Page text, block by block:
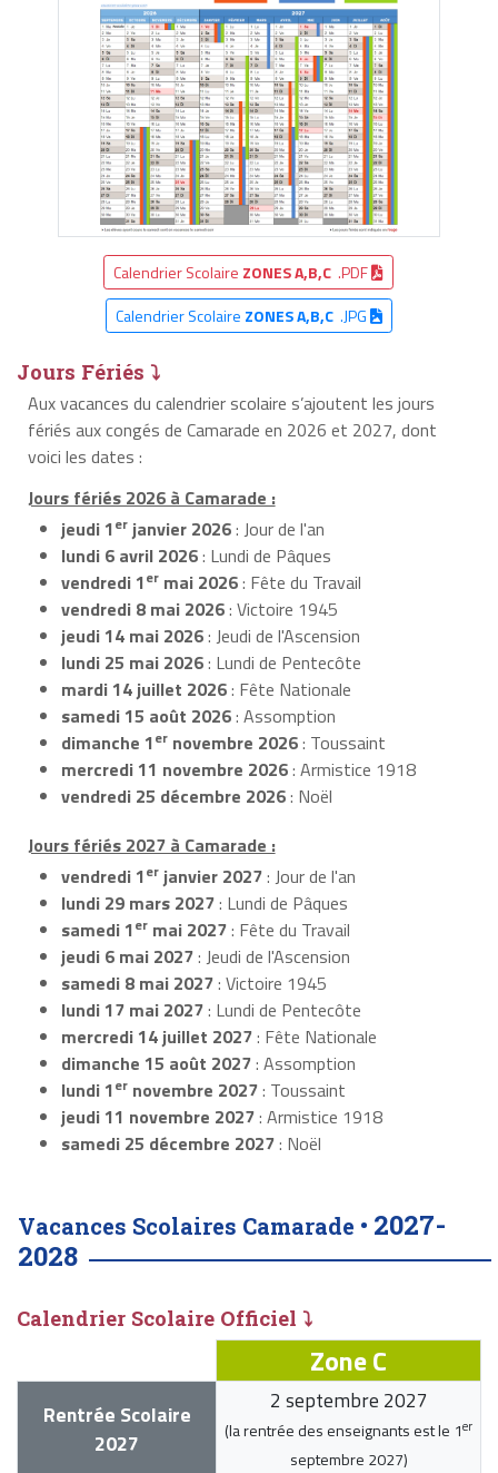
Calendrier Scolaire ZONES A,B,C .PDF
Calendrier Scolaire ZONES A,B,C.JPG
Jours Fériés ⤵
Aux vacances du calendrier scolaire s’ajoutent les jours
fériés aux congés de Camarade en 2026 et 2027, dont
voici les dates :
Jours fériés 2026 à Camarade :
jeudi 1er janvier 2026: Jour de l'an
lundi 6 avril 2026: Lundi de Pâques
vendredi 1er mai 2026: Fête du Travail
vendredi 8 mai 2026: Victoire 1945
jeudi 14 mai 2026: Jeudi de l'Ascension
lundi 25 mai 2026: Lundi de Pentecôte
mardi 14 juillet 2026: Fête Nationale
samedi 15 août 2026: Assomption
dimanche 1er novembre 2026: Toussaint
mercredi 11 novembre 2026: Armistice 1918
vendredi 25 décembre 2026: Noël
Jours fériés 2027 à Camarade :
vendredi 1er janvier 2027: Jour de l'an
lundi 29 mars 2027: Lundi de Pâques
samedi 1er mai 2027: Fête du Travail
jeudi 6 mai 2027: Jeudi de l'Ascension
samedi 8 mai 2027: Victoire 1945
lundi 17 mai 2027: Lundi de Pentecôte
mercredi 14 juillet 2027: Fête Nationale
dimanche 15 août 2027: Assomption
lundi 1er novembre 2027: Toussaint
jeudi 11 novembre 2027: Armistice 1918
samedi 25 décembre 2027: Noël
Vacances Scolaires Camarade • 2027-
2028
Calendrier Scolaire Officiel ⤵
Zone C
Rentrée Scolaire
2027
2 septembre 2027
(la rentrée des enseignants est le 1er
septembre 2027)